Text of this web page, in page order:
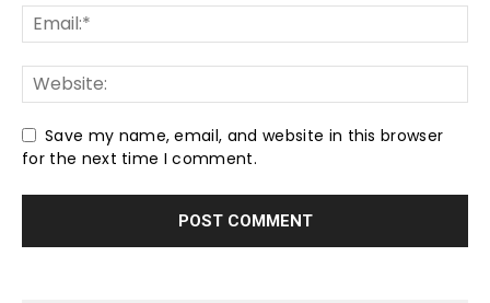
Save my name, email, and website in this browser
for the next time I comment.